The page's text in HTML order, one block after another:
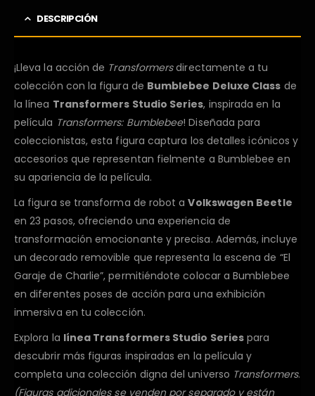
DESCRIPCIÓN
¡Lleva la acción de Transformersdirectamente a tu
colección con la figura de Bumblebee Deluxe Class de
la línea Transformers Studio Series, inspirada en la
película Transformers: Bumblebee! Diseñada para
coleccionistas, esta figura captura los detalles icónicos y
accesorios que representan fielmente a Bumblebee en
su apariencia de la película.
La figura se transforma de robot aVolkswagen Beetle
en 23 pasos, ofreciendo una experiencia de
transformación emocionante y precisa. Además, incluye
un decorado removible que representa la escena de “El
Garaje de Charlie”, permitiéndote colocar a Bumblebee
en diferentes poses de acción para una exhibición
inmersiva en tu colección.
Explora la línea Transformers Studio Series para
descubrir más figuras inspiradas en la película y
completa una colección digna del universo Transformers.
(Figuras adicionales se venden por separado y están